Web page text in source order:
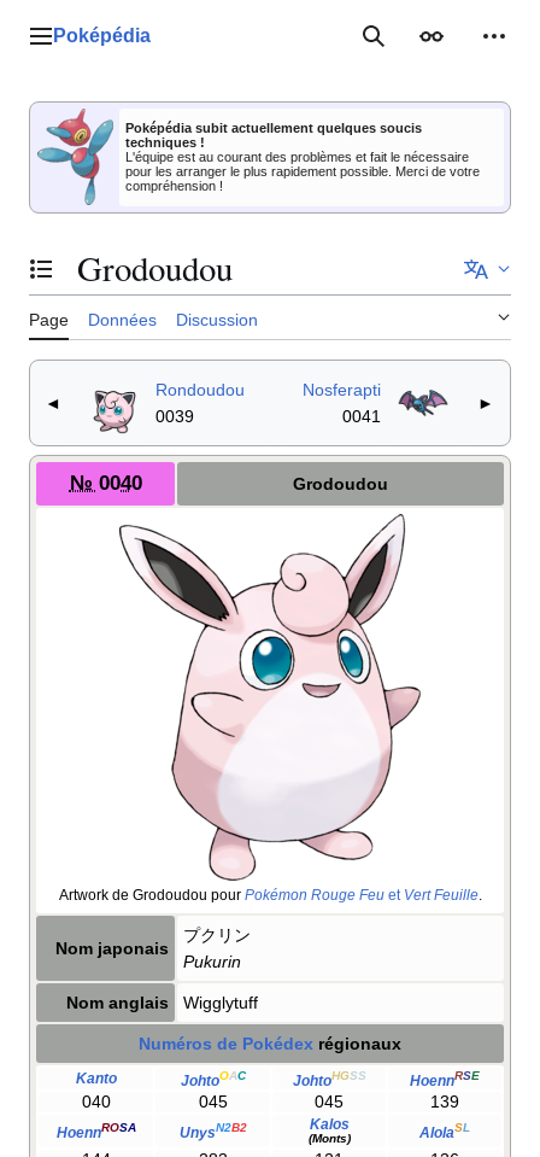
Menu principal
Poképédia RechercherApparence
Poképédia subit actuellement quelques soucis
techniques !
L'équipe est au courant des problèmes et fait le nécessaire
pour les arranger le plus rapidement possible. Merci de votre
compréhension !
Basculer la table des matières
Grodoudou
Page Données Discussion
◄
Rondoudou
0039
Nosferapti
0041
►
№ 0040 Grodoudou
Artwork de Grodoudou pour Pokémon Rouge Feuet Vert Feuille.
Nom japonais
プクリン
Pukurin
Nom anglais Wigglytuff
Numéros de Pokédex régionaux
Kanto JohtoOAC JohtoHGSS HoennRSE
040 045 045 139
HoennROSA UnysN2B2 Kalos
(Monts) AlolaSL